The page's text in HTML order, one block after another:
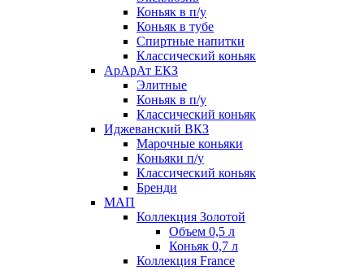
Коньяк в п/у
Коньяк в тубе
Спиртные напитки
Классический коньяк
АрАрАт ЕКЗ
Элитные
Коньяк в п/у
Классический коньяк
Иджеванский ВКЗ
Марочные коньяки
Коньяки п/у
Классический коньяк
Бренди
МАП
Коллекция Золотой
Объем 0,5 л
Коньяк 0,7 л
Коллекция France